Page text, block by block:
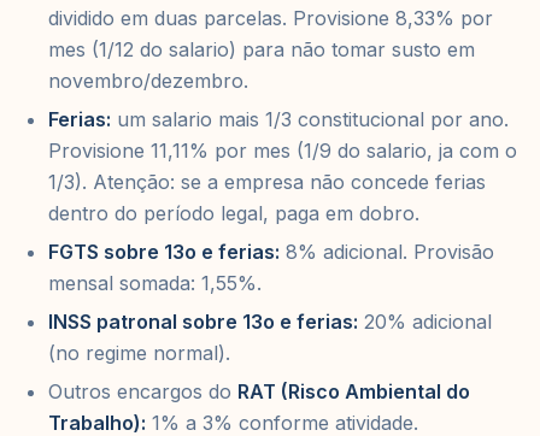
dividido em duas parcelas. Provisione 8,33% por
mes (1/12 do salario) para não tomar susto em
novembro/dezembro.
Ferias: um salario mais 1/3 constitucional por ano.
Provisione 11,11% por mes (1/9 do salario, ja com o
1/3). Atenção: se a empresa não concede ferias
dentro do período legal, paga em dobro.
FGTS sobre 13o e ferias: 8% adicional. Provisão
mensal somada: 1,55%.
INSS patronal sobre 13o e ferias: 20% adicional
(no regime normal).
Outros encargos do RAT (Risco Ambiental do
Trabalho): 1% a 3% conforme atividade.